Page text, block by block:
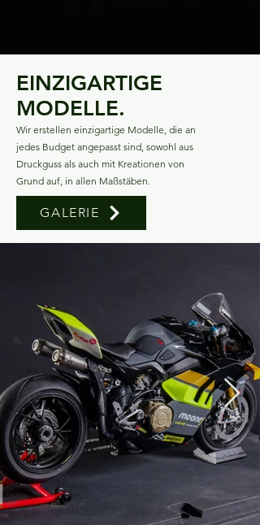
EINZIGARTIGE
MODELLE.
Wir erstellen einzigartige Modelle, die an
jedes Budget angepasst sind, sowohl aus
Druckguss als auch mit Kreationen von
Grund auf, in allen Maßstäben.
GALERIE